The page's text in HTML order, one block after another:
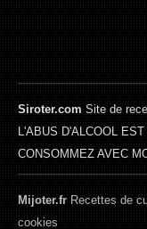
Siroter.comSite de
L'ABUS D'ALCOOL
CONSOMMEZ AVEC
Mijoter.frRecettes de
cookies